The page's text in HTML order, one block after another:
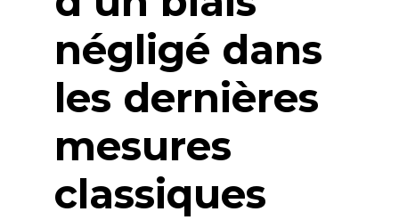
négligé dans
les dernières
mesures
classiques